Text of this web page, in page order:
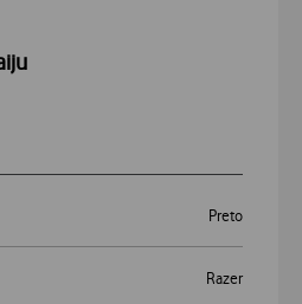
Preto
Razer